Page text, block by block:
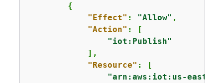
{
"Effect" : "Allow" ,
"Action" : [
"iot:Publish"
            ],
"Resource" : [
"arn:aws:iot:us-east-